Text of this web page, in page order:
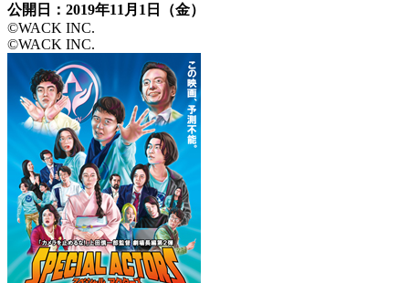
公開日：2019年11月1日（金）
©WACK INC.
©WACK INC.